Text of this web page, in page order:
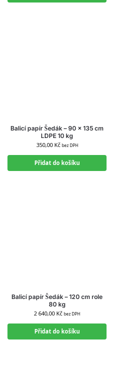
Balicí papír Šedák – 90 × 135 cm
LDPE 10 kg
350,00 Kč bez DPH
Přidat do košíku
Balicí papír Šedák – 120 cm role
80 kg
2 640,00 Kč bez DPH
Přidat do košíku